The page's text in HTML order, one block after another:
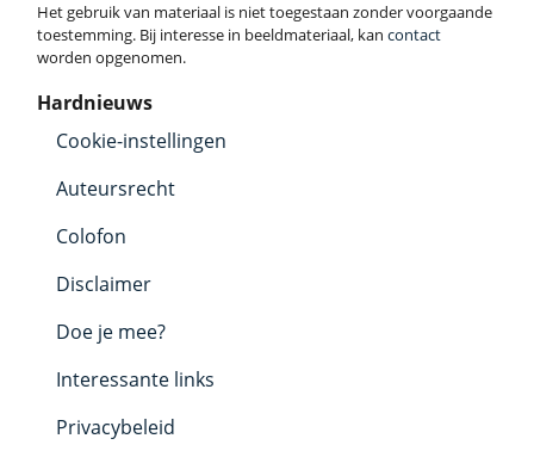
Het gebruik van materiaal is niet toegestaan zonder voorgaande
toestemming. Bij interesse in beeldmateriaal, kan contact
worden opgenomen.
Hardnieuws
Cookie-instellingen
Auteursrecht
Colofon
Disclaimer
Doe je mee?
Interessante links
Privacybeleid